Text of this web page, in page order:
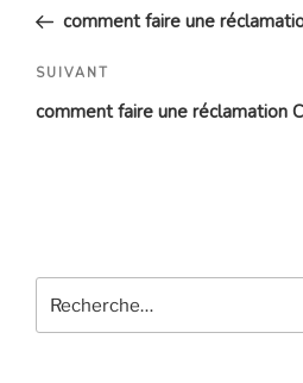
l’article
précédent
comment faire une
Article
suivant
SUIVANT
comment faire une réclamation
pour